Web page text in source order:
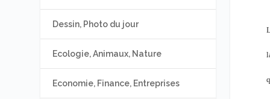
Dessin, Photo du jour
Ecologie, Animaux, Nature
Economie, Finance, Entreprises